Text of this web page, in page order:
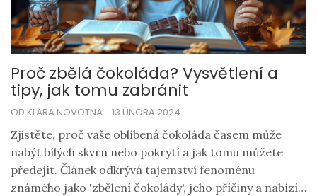
Proč zbělá čokoláda? Vysvětlení a
tipy, jak tomu zabránit
OD KLÁRA NOVOTNÁ 13 ÚNORA 2024
Zjistěte, proč vaše oblíbená čokoláda časem může
nabýt bílých skvrn nebo pokrytí a jak tomu můžete
předejít. Článek odkrývá tajemství fenoménu
známého jako 'zbělení čokolády', jeho příčiny a nabízí